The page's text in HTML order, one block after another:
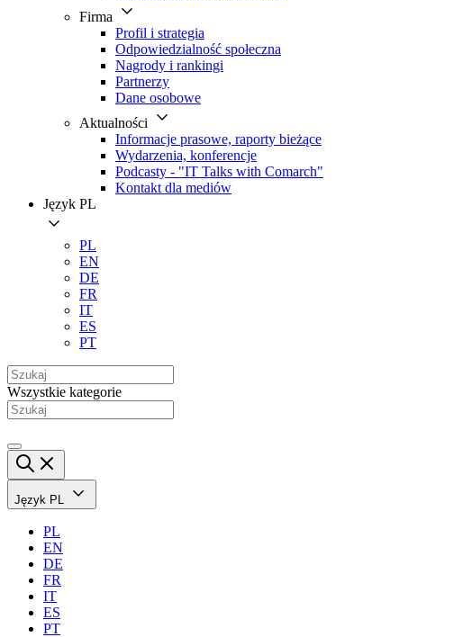
Firma
Profil i strategia
Odpowiedzialność społeczna
Nagrody i rankingi
Partnerzy
Dane osobowe
Aktualności
Informacje prasowe, raporty bieżące
Wydarzenia, konferencje
Podcasty - "IT Talks with Comarch"
Kontakt dla mediów
Język PL
PL
EN
DE
FR
IT
ES
PT
Wszystkie kategorie
Język PL
PL
EN
DE
FR
IT
ES
PT